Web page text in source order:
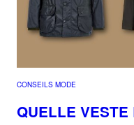
CONSEILS MODE
QUELLE